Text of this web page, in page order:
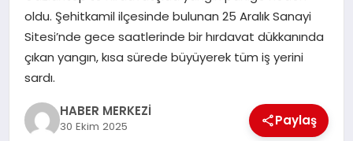
KÜLTÜR VE SANAT
MAGAZIN
oldu. Şehitkamil ilçesinde bulunan 25 Aralık Sanayi
Sitesi’nde gece saatlerinde bir hırdavat dükkanında
çıkan yangın, kısa sürede büyüyerek tüm iş yerini
sardı.
HABER MERKEZİ
30 Ekim 2025 Paylaş